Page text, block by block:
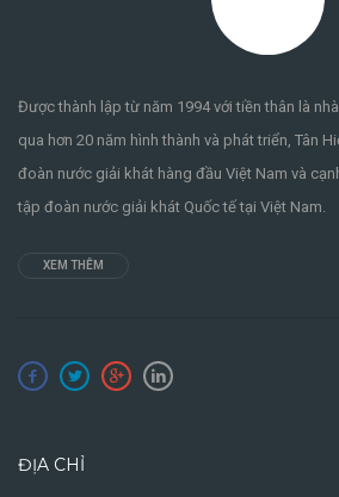
Được thành lập từ năm 1994 với tiền thân là
qua hơn 20 năm hình thành và phát triển, Tân
đoàn nước giải khát hàng đầu Việt Nam và
tập đoàn nước giải khát Quốc tế tại Việt Nam.
XEM THÊM
ĐỊA CHỈ